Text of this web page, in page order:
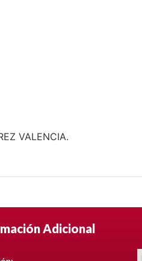
VALENCIA.
Adicional